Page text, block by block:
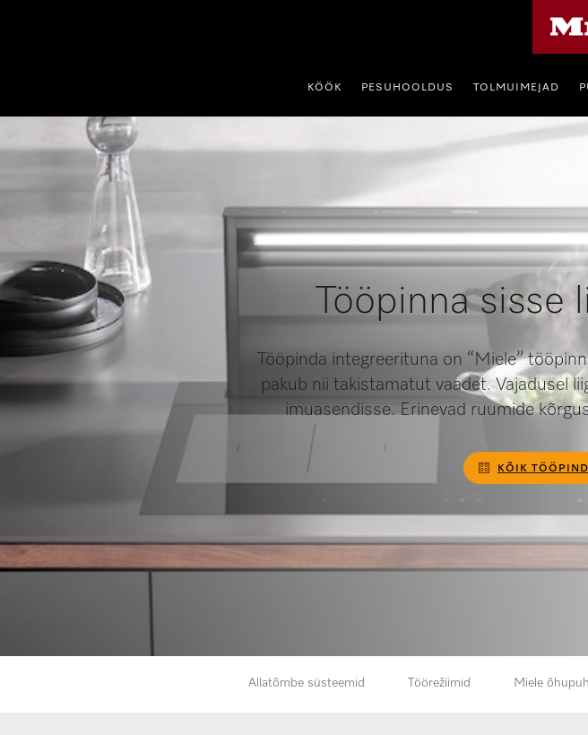
KÖÖK PESUHOOLDUS TOLMUIMEJAD
Tööpinna sisse
Tööpinda integreerituna on “Miele”
pakub nii takistamatut vaadet. Vajadusel
imuasendisse. Erinevad ruumide
KÕIK
Allatõmbe süsteemid Töörežiimid Miele